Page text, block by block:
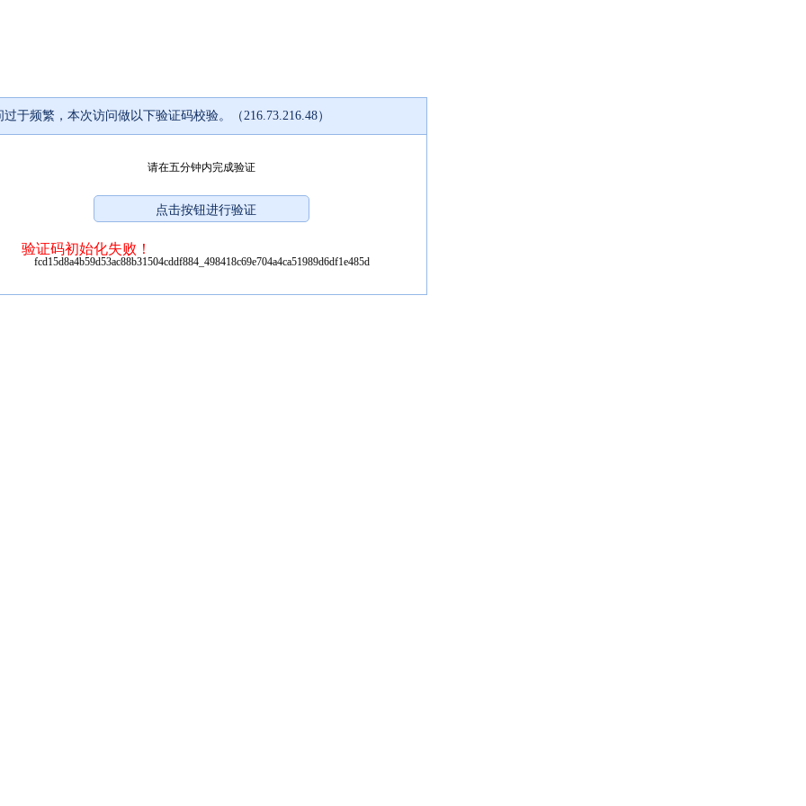
过于频繁，本次访问做以下验证码校验。（216.73.216.48）
请在五分钟内完成验证
验证码初始化失败！
fcd15d8a4b59d53ac88b31504cddf884_498418c69e704a4ca51989d6df1e485d